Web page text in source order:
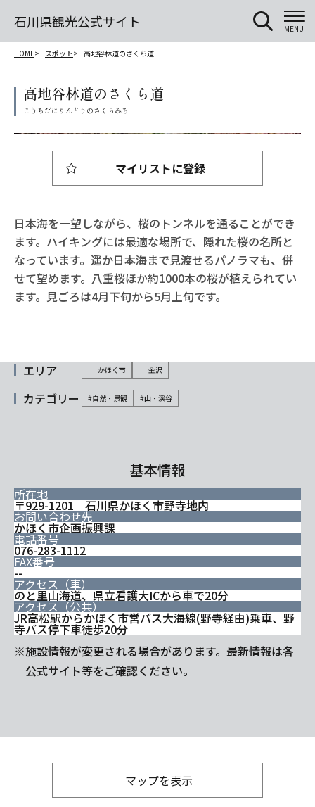
石川県観光公式サイト MENU
HOME スポット 高地谷林道のさくら道
高地谷林道のさくら道
日本海を一望しながら、桜のトンネルを通ることができ
ます。ハイキングには最適な場所で、隠れた桜の名所と
なっています。遥か日本海まで見渡せるパノラマも、併
せて望めます。八重桜ほか約1000本の桜が植えられてい
ます。見ごろは4月下旬から5月上旬です。
マイリストに登録
エリア かほく市 金沢
カテゴリー #自然・景観 #山・渓谷
基本情報
所在地
〒929-1201 石川県かほく市野寺地内
お問い合わせ先
かほく市企画振興課
電話番号
076-283-1112
FAX番号
--
アクセス（車）
のと里山海道、県立看護大ICから車で20分
アクセス（公共）
JR高松駅からかほく市営バス大海線(野寺経由)乗車、野
寺バス停下車徒歩20分
※施設情報が変更される場合があります。最新情報は各
公式サイト等をご確認ください。
マップを表示